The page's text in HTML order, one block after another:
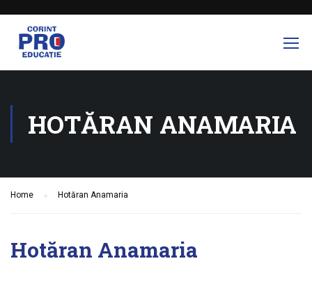
HOTĂRAN ANAMARIA
Home Hotăran Anamaria
Hotăran Anamaria